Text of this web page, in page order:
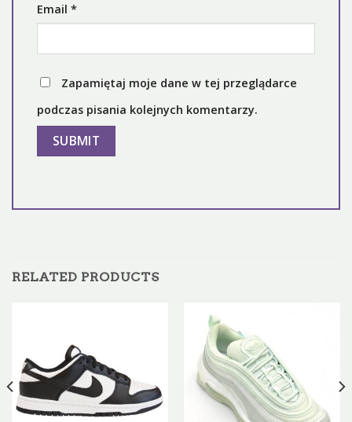
Email *
Zapamiętaj moje dane w tej przeglądarce
podczas pisania kolejnych komentarzy.
RELATED PRODUCTS